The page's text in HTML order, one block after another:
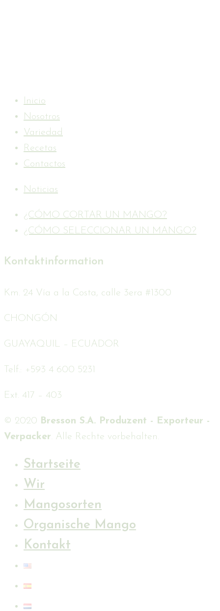
Inicio
Nosotros
Variedad
Recetas
Contactos
Noticias
¿CÓMO CORTAR UN MANGO?
¿CÓMO SELECCIONAR UN MANGO?
Kontaktinformation
Km. 24 Vía a la Costa, calle 3era #1300
CHONGÓN
GUAYAQUIL – ECUADOR
Telf.: +593 4 600 5231
Ext. 417 – 403
© 2020 Bresson S.A. Produzent - Exporteur -
Verpacker. Alle Rechte vorbehalten.
Startseite
Wir
Mangosorten
Organische Mango
Kontakt